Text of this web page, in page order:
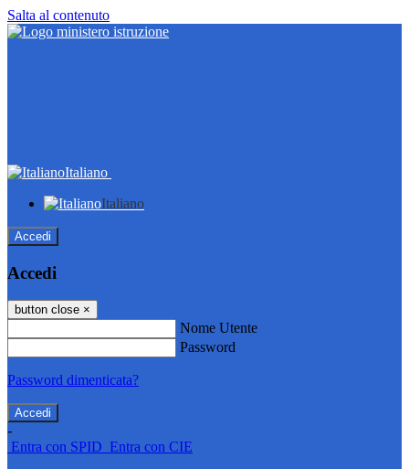
Salta al contenuto
Italiano
Italiano
Accedi
Accedi
button close ×
Nome Utente
Password
Password dimenticata?
-
Entra con SPID Entra con CIE